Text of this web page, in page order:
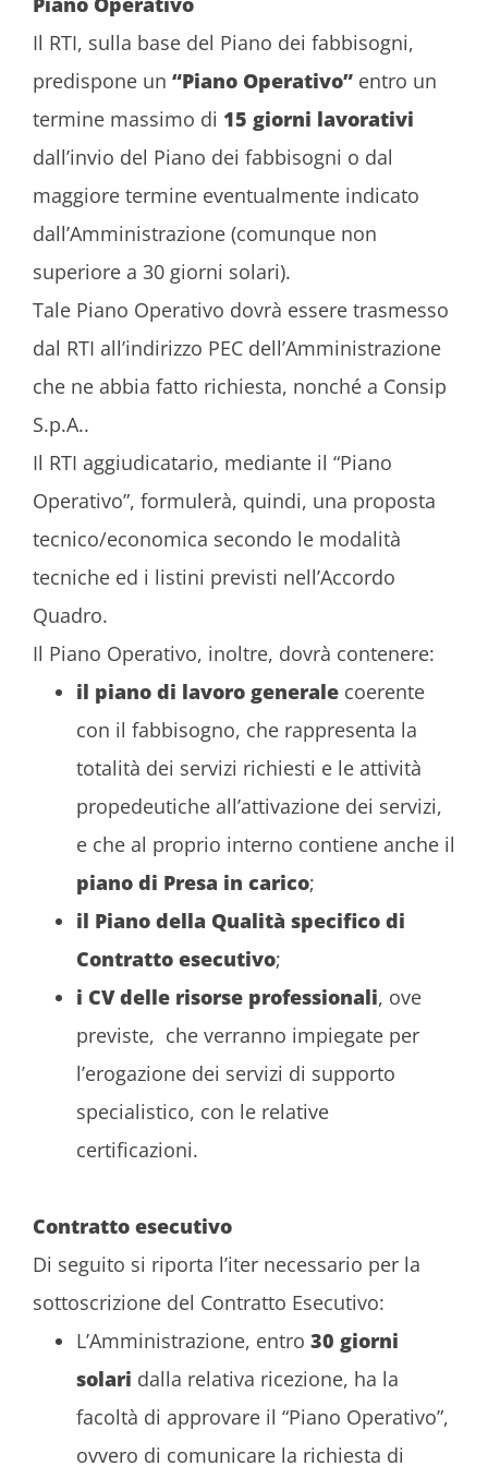
Il RTI, sulla base del Piano dei fabbisogni,
predispone un “Piano Operativo” entro un
termine massimo di 15 giorni lavorativi
dall’invio del Piano dei fabbisogni o dal
maggiore termine eventualmente indicato
dall’Amministrazione (comunque non
superiore a 30 giorni solari).
Tale Piano Operativo dovrà essere trasmesso
dal RTI all’indirizzo PEC dell’Amministrazione
che ne abbia fatto richiesta, nonché a Consip
S.p.A..
Il RTI aggiudicatario, mediante il “Piano
Operativo”, formulerà, quindi, una proposta
tecnico/economica secondo le modalità
tecniche ed i listini previsti nell’Accordo
Quadro.
Il Piano Operativo, inoltre, dovrà contenere:
il piano di lavoro generale coerente
con il fabbisogno, che rappresenta la
totalità dei servizi richiesti e le attività
propedeutiche all’attivazione dei servizi,
e che al proprio interno contiene anche il
piano di Presa in carico;
il Piano della Qualità specifico di
Contratto esecutivo;
i CV delle risorse professionali, ove
previste, che verranno impiegate per
l’erogazione dei servizi di supporto
specialistico, con le relative
certificazioni.
Contratto esecutivo
Di seguito si riporta l’iter necessario per la
sottoscrizione del Contratto Esecutivo:
L’Amministrazione, entro 30 giorni
solari dalla relativa ricezione, ha la
facoltà di approvare il “Piano Operativo”,
ovvero di comunicare la richiesta di
preferenze selezionando in modo analitico
solo le funzionalità, i cookie e le terze parti
a cui intendi prestare il consenso
cliccando su"preferenze cookie".
Se scegli di chiudere il banner utilizzando
il pulsante con la “X” in alto a destra,
predefinite che non consentono l’utilizzo di
cookie o altri strumenti di tracciamento
diversi da quelli tecnici.